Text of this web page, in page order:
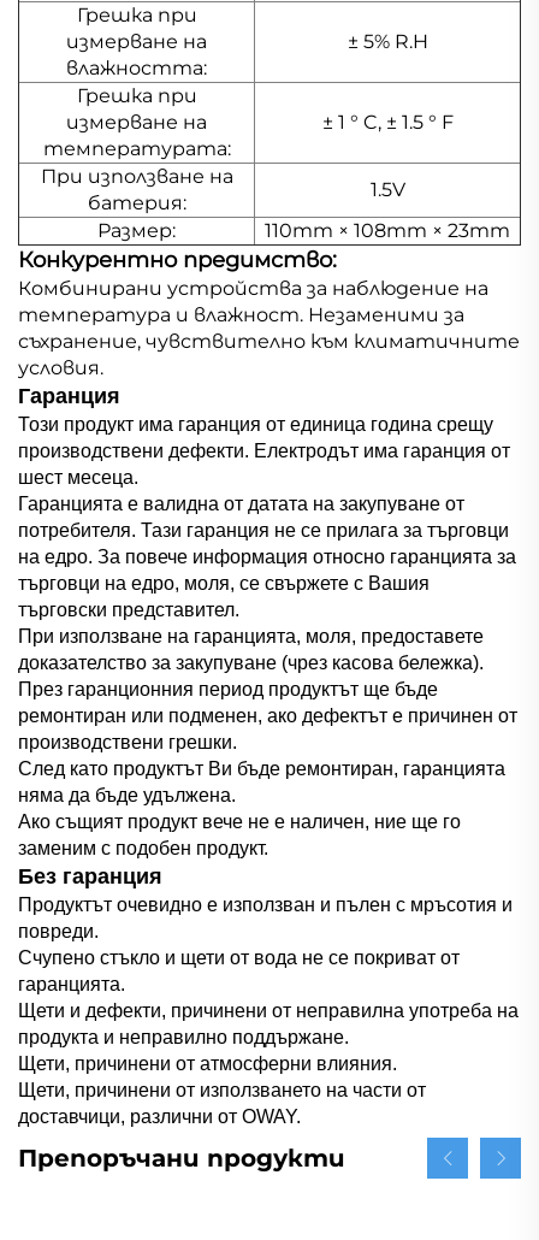
Грешка при
измерване на
влажността:
± 5% R.H
Грешка при
измерване на
температурата:
± 1 ° C, ± 1.5 ° F
При използване на
батерия:
1.5V
Размер:
110mm × 108mm × 23mm
Конкурентно предимство:
Комбинирани устройства за наблюдение на
температура и влажност. Незаменими за
съхранение, чувствително към климатичните
условия.
Гаранция
Този продукт има гаранция от единица година срещу
производствени дефекти. Електродът има гаранция от
шест месеца.
Гаранцията е валидна от датата на закупуване от
потребителя. Тази гаранция не се прилага за търговци
на едро. За повече информация относно гаранцията за
търговци на едро, моля, се свържете с Вашия
търговски представител.
При използване на гаранцията, моля, предоставете
доказателство за закупуване (чрез касова бележка).
През гаранционния период продуктът ще бъде
ремонтиран или подменен, ако дефектът е причинен от
производствени грешки.
След като продуктът Ви бъде ремонтиран, гаранцията
няма да бъде удължена.
Ако същият продукт вече не е наличен, ние ще го
заменим с подобен продукт.
Без гаранция
Продуктът очевидно е използван и пълен с мръсотия и
повреди.
Счупено стъкло и щети от вода не се покриват от
гаранцията.
Щети и дефекти, причинени от неправилна употреба на
продукта и неправилно поддържане.
Щети, причинени от атмосферни влияния.
Щети, причинени от използването на части от
доставчици, различни от OWAY.
Препоръчани продукти